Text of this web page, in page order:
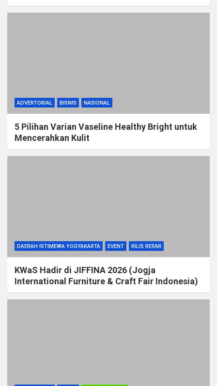
ADVERTORIAL BISNIS NASIONAL
5 Pilihan Varian Vaseline Healthy Bright untuk
Mencerahkan Kulit
DAERAH ISTIMEWA YOGYAKARTA EVENT RILIS RESMI
KWaS Hadir di JIFFINA 2026 (Jogja
International Furniture & Craft Fair Indonesia)